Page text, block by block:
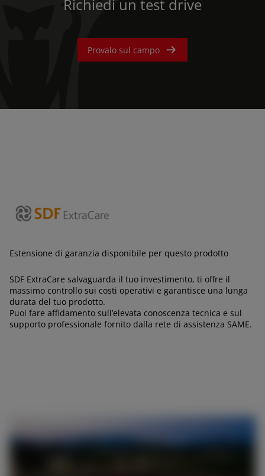
AND MIDDLE-
and Middle-East (English)
et Moyen Orient (Français)
EAST AND
Richiedi un test drive
Provalo sul campo
Estensione di garanzia disponibile per questo prodotto
SDF ExtraCare salvaguarda il tuo investimento, ti offre il
massimo controllo sui costi operativi e garantisce una lunga
durata del tuo prodotto.
Puoi fare affidamento sull’elevata conoscenza tecnica e sul
supporto professionale fornito dalla rete di assistenza SAME.